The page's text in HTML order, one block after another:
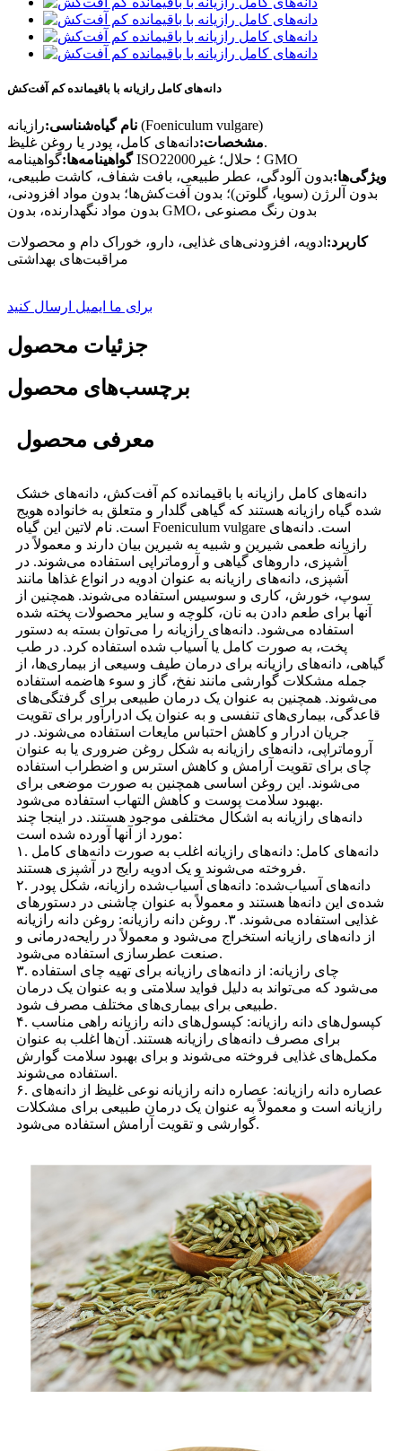
دانه‌های کامل رازیانه با باقیمانده کم آفت‌کش
نام گیاه‌شناسی: رازیانه (Foeniculum vulgare)
مشخصات:دانه‌های کامل، پودر یا روغن غلیظ.
گواهینامه‌ها:
گواهینامه ISO22000؛ حلال؛ غیر GMO
ویژگی‌ها:بدون آلودگی، عطر طبیعی، بافت شفاف، کاشت طبیعی،
بدون آلرژن (سویا، گلوتن)؛ بدون آفت‌کش‌ها؛ بدون مواد افزودنی،
بدون مواد نگهدارنده، بدون GMO، بدون رنگ مصنوعی
کاربرد: ادویه، افزودنی‌های غذایی، دارو، خوراک دام و محصولات
مراقبت‌های بهداشتی
برای ما ایمیل ارسال کنید
جزئیات محصول
برچسب‌های محصول
معرفی محصول
دانه‌های کامل رازیانه با باقیمانده کم آفت‌کش، دانه‌های خشک
شده گیاه رازیانه هستند که گیاهی گلدار و متعلق به خانواده هویج
است. نام لاتین این گیاه Foeniculum vulgare است. دانه‌های
رازیانه طعمی شیرین و شبیه به شیرین بیان دارند و معمولاً در
آشپزی، داروهای گیاهی و آروماتراپی استفاده می‌شوند. در
آشپزی، دانه‌های رازیانه به عنوان ادویه در انواع غذاها مانند
سوپ، خورش، کاری و سوسیس استفاده می‌شوند. همچنین از
آنها برای طعم دادن به نان، کلوچه و سایر محصولات پخته شده
استفاده می‌شود. دانه‌های رازیانه را می‌توان بسته به دستور
پخت، به صورت کامل یا آسیاب شده استفاده کرد. در طب
گیاهی، دانه‌های رازیانه برای درمان طیف وسیعی از بیماری‌ها، از
جمله مشکلات گوارشی مانند نفخ، گاز و سوء هاضمه استفاده
می‌شوند. همچنین به عنوان یک درمان طبیعی برای گرفتگی‌های
قاعدگی، بیماری‌های تنفسی و به عنوان یک ادرارآور برای تقویت
جریان ادرار و کاهش احتباس مایعات استفاده می‌شوند. در
آروماتراپی، دانه‌های رازیانه به شکل روغن ضروری یا به عنوان
چای برای تقویت آرامش و کاهش استرس و اضطراب استفاده
می‌شوند. این روغن اساسی همچنین به صورت موضعی برای
بهبود سلامت پوست و کاهش التهاب استفاده می‌شود.
دانه‌های رازیانه به اشکال مختلفی موجود هستند. در اینجا چند
مورد از آنها آورده شده است:
۱. دانه‌های کامل: دانه‌های رازیانه اغلب به صورت دانه‌های کامل
فروخته می‌شوند و یک ادویه رایج در آشپزی هستند.
۲. دانه‌های آسیاب‌شده: دانه‌های آسیاب‌شده رازیانه، شکل پودر
شده‌ی این دانه‌ها هستند و معمولاً به عنوان چاشنی در دستورهای
غذایی استفاده می‌شوند. ۳. روغن دانه رازیانه: روغن دانه رازیانه
از دانه‌های رازیانه استخراج می‌شود و معمولاً در رایحه‌درمانی و
صنعت عطرسازی استفاده می‌شود.
۳. چای رازیانه: از دانه‌های رازیانه برای تهیه چای استفاده
می‌شود که می‌تواند به دلیل فواید سلامتی و به عنوان یک درمان
طبیعی برای بیماری‌های مختلف مصرف شود.
۴. کپسول‌های دانه رازیانه: کپسول‌های دانه رازیانه راهی مناسب
برای مصرف دانه‌های رازیانه هستند. آن‌ها اغلب به عنوان
مکمل‌های غذایی فروخته می‌شوند و برای بهبود سلامت گوارش
استفاده می‌شوند.
۶. عصاره دانه رازیانه: عصاره دانه رازیانه نوعی غلیظ از دانه‌های
رازیانه است و معمولاً به عنوان یک درمان طبیعی برای مشکلات
گوارشی و تقویت آرامش استفاده می‌شود.